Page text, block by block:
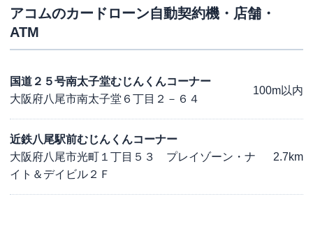
アコムのカードローン自動契約機・店舗・
ATM
国道２５号南太子堂むじんくんコーナー
大阪府八尾市南太子堂６丁目２－６４
100m以内
近鉄八尾駅前むじんくんコーナー
大阪府八尾市光町１丁目５３ プレイゾーン・ナ
イト＆デイビル２Ｆ
2.7km